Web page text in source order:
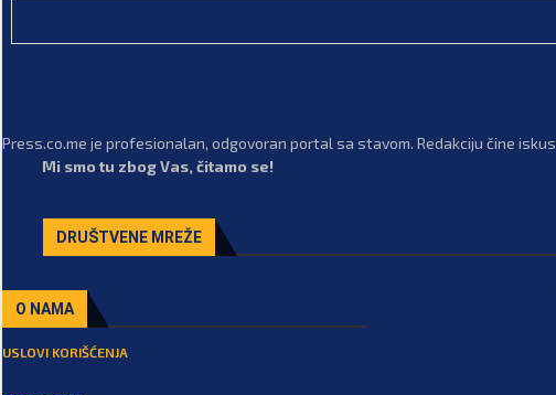
Press.co.me je profesionalan, odgovoran portal sa stavom. Redakciju čine
Mi smo tu zbog Vas, čitamo se!
DRUŠTVENE MREŽE
O NAMA
USLOVI KORIŠĆENJA